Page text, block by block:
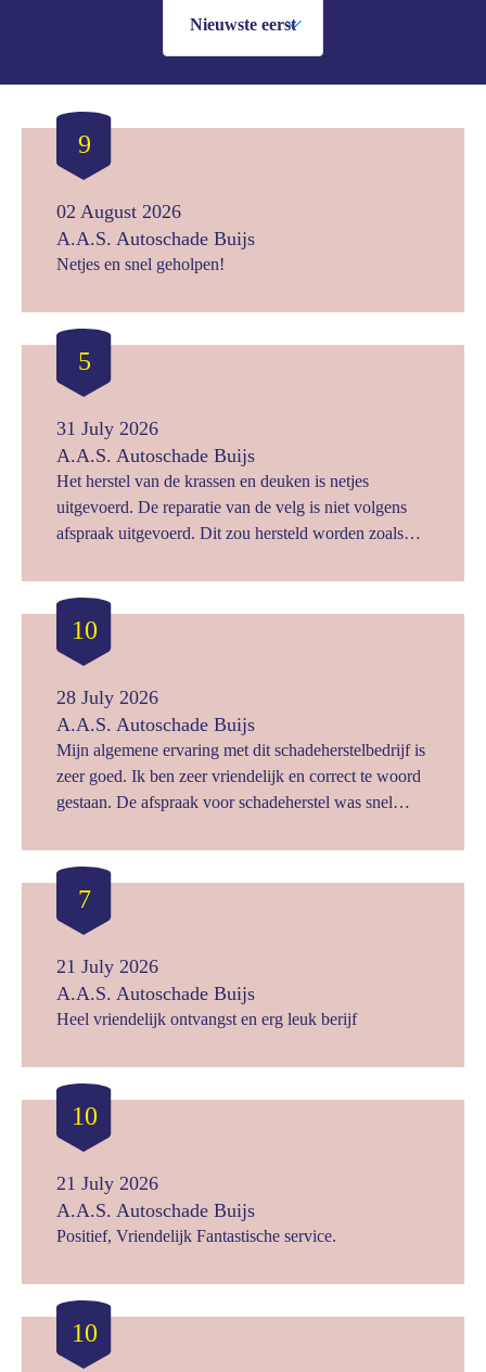
9
02 August 2026
A.A.S. Autoschade Buijs
Netjes en snel geholpen!
5
31 July 2026
A.A.S. Autoschade Buijs
Het herstel van de krassen en deuken is netjes
uitgevoerd. De reparatie van de velg is niet volgens
afspraak uitgevoerd. Dit zou hersteld worden zoals
zowel de beschadigde velg als alle goede velgen
afgedraaid. Dit had op zijn minst in overleg gekund.
Een van de sensoren van de keyless entry werkte niet
meer na herstel. Hiervoor is nog een afspraak gemaakt
om te herstellen. Als dat netjes wordt opgelost, is de
hele ervaring ruim voldoende.
10
28 July 2026
A.A.S. Autoschade Buijs
Mijn algemene ervaring met dit schadeherstelbedrijf is
zeer goed. Ik ben zeer vriendelijk en correct te woord
gestaan. De afspraak voor schadeherstel was snel
groot de schade was. Toen ik mijn auto bracht ter
reparatie, stond er een gelijkwaardige leenauto met
volle tank voor mij gereed! Ik werd gebeld dat mijn
auto klaar was. Bij het ophalen van mijn auto heb ik
zelfs met de reparateur gesproken hoe hij deze schade
heeft gerepareerd. Ik heb mijn waardering ook naar
hem uitgesproken. Er was niets meer zichtbaar van de
eigen auto naar huis. Ik beveel dit schadeherstelbedrijf
zeker aan !
7
21 July 2026
A.A.S. Autoschade Buijs
Heel vriendelijk ontvangst en erg leuk berijf
10
21 July 2026
A.A.S. Autoschade Buijs
Positief, Vriendelijk Fantastische service.
10